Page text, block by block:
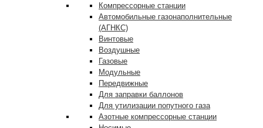
Компрессорные станции
Автомобильные газонаполнительные
(АГНКС)
Винтовые
Воздушные
Газовые
Модульные
Передвижные
Для заправки баллонов
Для утилизации попутного газа
Азотные компрессорные станции